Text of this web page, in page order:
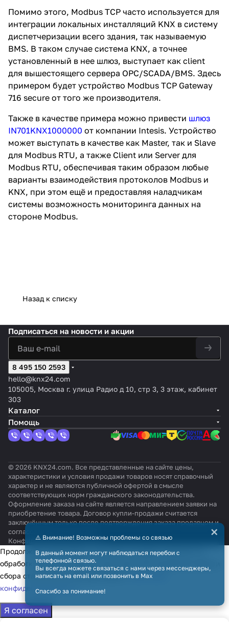
Помимо этого, Modbus TCP часто используется для
интеграции локальных инсталляций KNX в систему
диспетчеризации всего здания, так называемую
BMS. В таком случае система KNX, а точнее
установленный в нее шлюз, выступает как client
для вышестоящего сервера OPC/SCADA/BMS. Здесь
примером будет устройство Modbus TCP Gateway
716 secure от того же производителя.
Также в качестве примера можно привести шлюз
IN701KNX1000000 от компании Intesis. Устройство
может выступать в качестве как Master, так и Slave
для Modbus RTU, а также Client или Server для
Modbus RTU, обеспечивая таким образом любые
варианты взаимодействия протоколов Modbus и
KNX, при этом ещё и предоставляя наладчикам
системы возможность мониторинга данных на
стороне Modbus.
Назад к списку
Подписаться на новости и акции
8 495 150 2593
hello@knx24.com
105005, Москва г. улица Радио д 10, стр 3, 3 этаж, кабинет
303
Каталог
Помощь
© 2026 KNX24.com. Все представленные на сайте цены,
характеристики и условия продажи товаров носят справочный
характер и не являются публичной офертой в смысле
соответствующих норм гражданского законодательства.
Оформление заказа на сайте является направлением заявки на
приобретение товара. Договор купли-продажи считается
заключённым только после подтверждения заказа продавцом и
согласования всех условий.
КонфиденциальностьОферта
⚠️ Внимание! Возможны проблемы со связью
В данный момент могут наблюдаться перебои с
телефонной связью.
Вы всегда можете связаться с нами через мессенджеры,
написать на email или позвонить в Max
Спасибо за понимание!
×
Продолжая использовать наш сайт, вы даёте согласие на
обработку файлов cookie в целях функционирования сайта и
сбора статистики в соответствии сполитикой
конфиденциальности
Я согласен